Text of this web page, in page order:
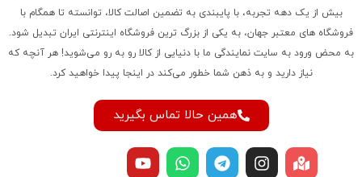
بیش از یک دهه تجربه، با پایبندی به تضمین اصالت کالا، توانسته تا همگام با
فروشگاه‌ های معتبر جهان، به یکی از بزرگ‌ ترین فروشگاه اینترنتی ایران تبدیل شود.
به محض ورود به سایت نمایندگی ما با دنیایی از کالا رو به رو می‌شوید! هر آنچه که
نیاز دارید و به ذهن شما خطور می‌کند در اینجا پیدا خواهید کرد.
همین حالا تماس بگیرید